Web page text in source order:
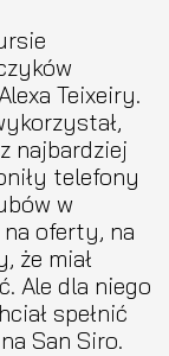
Teixeiry.
najbardziej
telefony
w
oferty, na
że miał
Ale dla niego
spełnić
San Siro.